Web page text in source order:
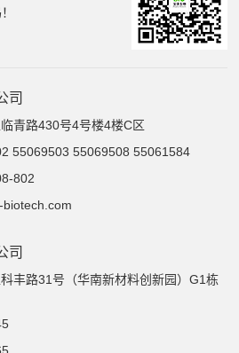
司
临青路430号4号楼4楼C区
55069503 55069508 55061584
802
biotech.com
司
丰路31号（华南新材料创新园）G1栋